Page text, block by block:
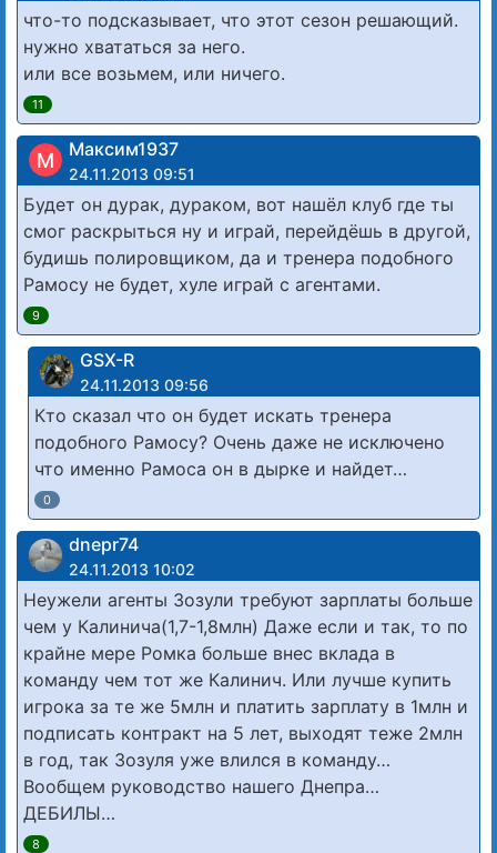
что-то подсказывает, что этот сезон решающий.
нужно хвататься за него.
или все возьмем, или ничего.
11
М Максим1937
24.11.2013 09:51
Будет он дурак, дураком, вот нашёл клуб где ты
смог раскрыться ну и играй, перейдёшь в другой,
будишь полировщиком, да и тренера подобного
Рамосу не будет, хуле играй с агентами.
9
GSX-R
24.11.2013 09:56
Кто сказал что он будет искать тренера
подобного Рамосу? Очень даже не исключено
что именно Рамоса он в дырке и найдет…
0
dnepr74
24.11.2013 10:02
Неужели агенты Зозули требуют зарплаты больше
чем у Калинича(1,7-1,8млн) Даже если и так, то по
крайне мере Ромка больше внес вклада в
команду чем тот же Калинич. Или лучше купить
игрока за те же 5млн и платить зарплату в 1млн и
подписать контракт на 5 лет, выходят теже 2млн
в год, так Зозуля уже влился в команду…
Вообщем руководство нашего Днепра…
ДЕБИЛЫ…
8